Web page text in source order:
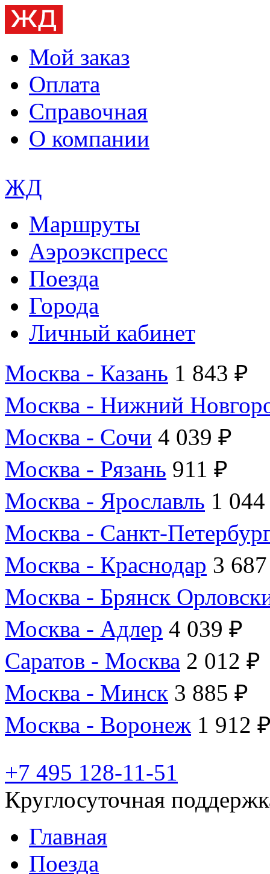
Мой заказ
Оплата
Справочная
О компании
ЖД
Маршруты
Аэроэкспресс
Поезда
Города
Личный кабинет
Москва - Казань 1 843 ₽
Москва - Нижний
Москва - Сочи 4 039 ₽
Москва - Рязань 911 ₽
Москва - Ярославль 1
Москва - Санкт-
Москва - Краснодар 3
Москва - Брянск
Москва - Адлер 4 039 ₽
Саратов - Москва 2 012 ₽
Москва - Минск 3 885 ₽
Москва - Воронеж 1 912
+7 495 128-11-51
Круглосуточная
Главная
Поезда